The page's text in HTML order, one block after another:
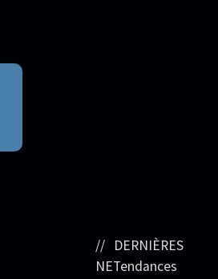
DERNIÈRES
NETendances